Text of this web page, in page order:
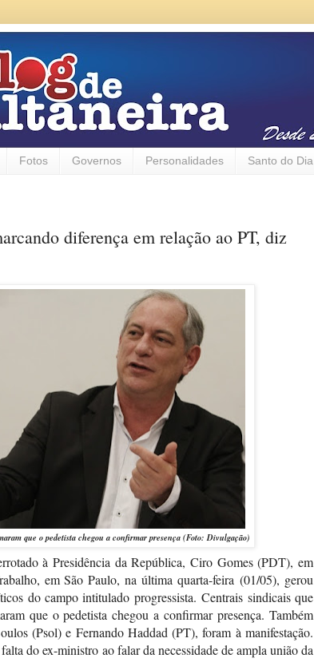
Fotos Governos Personalidades Santo do Dia
diferença em relação ao PT, diz
que o pedetista chegou a confirmar presença (Foto: Divulgação)
à Presidência da República, Ciro Gomes (PDT), em
em São Paulo, na última quarta-feira(01/05), gerou
do campo intitulado progressista.Centrais sindicais que
que o pedetista chegou a confirmar presença. Também
(Psol) e Fernando Haddad (PT), foram à manifestação.
do ex-ministro ao falar da necessidade de ampla união da